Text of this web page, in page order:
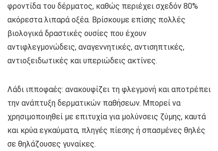
φροντίδα του δέρματος, καθώς περιέχει σχεδόν 80%
ακόρεστα λιπαρά οξέα. Βρίσκουμε επίσης πολλές
βιολογικά δραστικές ουσίες που έχουν
αντιφλεγμονώδεις, αναγεννητικές, αντισηπτικές,
αντιοξειδωτικές και υπεριώδεις ακτίνες.
Λάδι ιπποφαές: ανακουφίζει τη φλεγμονή και αποτρέπει
την ανάπτυξη δερματικών παθήσεων. Μπορεί να
χρησιμοποιηθεί με επιτυχία για μολύνσεις ζύμης, καυτά
και κρύα εγκαύματα, πληγές πίεσης ή σπασμένες θηλές
σε θηλάζουσες γυναίκες.